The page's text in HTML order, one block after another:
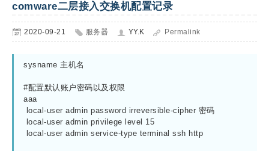
comware二层接入交换机配置记录
2020-09-21 服务器 YY.K Permalink
sysname 主机名
#配置默认账户密码以及权限
aaa
local-user admin password irreversible-cipher 密码
local-user admin privilege level 15
local-user admin service-type terminal ssh http